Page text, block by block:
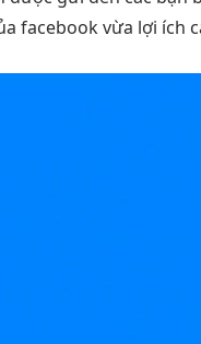
facebook vừa lợi ích